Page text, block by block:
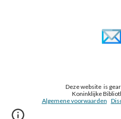
Deze website is
Koninklijke
Algemene voorwaarden